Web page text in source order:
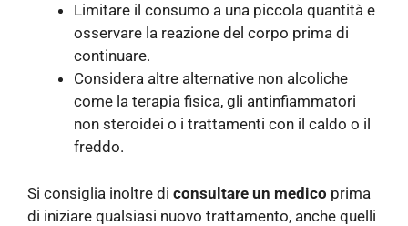
Limitare il consumo a una piccola quantità e
osservare la reazione del corpo prima di
continuare.
Considera altre alternative non alcoliche
come la terapia fisica, gli antinfiammatori
non steroidei o i trattamenti con il caldo o il
freddo.
Si consiglia inoltre di consultare un medico prima
di iniziare qualsiasi nuovo trattamento, anche quelli